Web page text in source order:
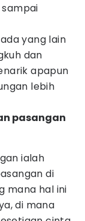
yang lain
dan
apapun
lebih
pasangan
ialah
di
mana hal ini
di mana